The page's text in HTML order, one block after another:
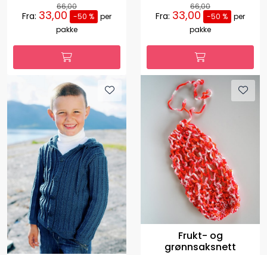
66,00
Fra: 33,00 -50 % per
pakke
66,00
Fra: 33,00 -50 % per
pakke
Frukt- og
grønnsaksnett